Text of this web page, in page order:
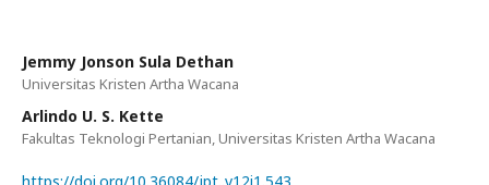
Jemmy Jonson Sula Dethan
Universitas Kristen Artha Wacana
Arlindo U. S. Kette
Fakultas Teknologi Pertanian, Universitas Kristen Artha Wacana